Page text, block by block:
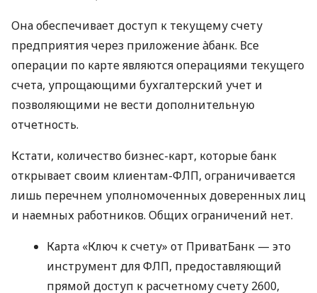
Она обеспечивает доступ к текущему счету
предприятия через приложение àбанк. Все
операции по карте являются операциями текущего
счета, упрощающими бухгалтерский учет и
позволяющими не вести дополнительную
отчетность.
Кстати, количество бизнес-карт, которые банк
открывает своим клиентам-ФЛП, ограничивается
лишь перечнем уполномоченных доверенных лиц
и наемных работников. Общих ограничений нет.
Карта «Ключ к счету» от ПриватБанк — это
инструмент для ФЛП, предоставляющий
прямой доступ к расчетному счету 2600,